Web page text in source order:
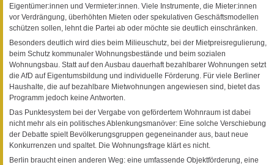
Eigentümer:innen und Vermieter:innen. Viele Instrumente, die Mieter:innen
vor Verdrängung, überhöhten Mieten oder spekulativen Geschäftsmodellen
schützen sollen, lehnt die Partei ab oder möchte sie deutlich einschränken.
Besonders deutlich wird dies beim Milieuschutz, bei der Mietpreisregulierung,
beim Schutz kommunaler Wohnungsbestände und beim sozialen
Wohnungsbau. Statt auf den Ausbau dauerhaft bezahlbarer Wohnungen setzt
die AfD auf Eigentumsbildung und individuelle Förderung. Für viele Berliner
Haushalte, die auf bezahlbare Mietwohnungen angewiesen sind, bietet das
Programm jedoch keine Antworten.
Das Punktesystem bei der Vergabe von gefördertem Wohnraum ist dabei
nicht mehr als ein politisches Ablenkungsmanöver: Eine solche Verschiebung
der Debatte spielt Bevölkerungsgruppen gegeneinander aus, baut neue
Konkurrenzen und spaltet. Die Wohnungsfrage klärt es nicht.
Berlin braucht einen anderen Weg: eine umfassende Objektförderung, eine